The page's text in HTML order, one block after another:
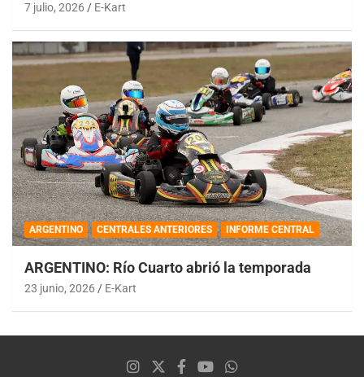
7 julio, 2026 E-Kart
ARGENTINO CENTRALES ANTERIORES INFORME CENTRAL
ARGENTINO: Río Cuarto abrió la temporada
23 junio, 2026 E-Kart